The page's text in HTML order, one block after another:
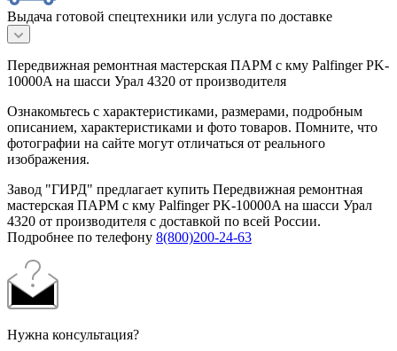
Выдача готовой спецтехники или услуга по доставке
Передвижная ремонтная мастерская ПАРМ с кму Palfinger PK-
10000A на шасси Урал 4320 от производителя
Ознакомьтесь с характеристиками, размерами, подробным
описанием, характеристиками и фото товаров. Помните, что
фотографии на сайте могут отличаться от реального
изображения.
Завод "ГИРД" предлагает купить Передвижная ремонтная
мастерская ПАРМ с кму Palfinger PK-10000A на шасси Урал
4320 от производителя с доставкой по всей России.
Подробнее по телефону 8(800)200-24-63
Нужна консультация?